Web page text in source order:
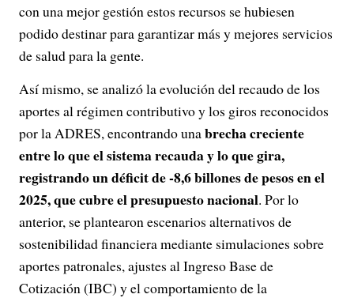
con una mejor gestión estos recursos se hubiesen
podido destinar para garantizar más y mejores servicios
de salud para la gente.
Así mismo, se analizó la evolución del recaudo de los
aportes al régimen contributivo y los giros reconocidos
por la ADRES, encontrando unabrecha creciente
entre lo que el sistema recauda y lo que gira,
registrando un déficit de -8,6 billones de pesos en el
2025, que cubre el presupuesto nacional. Por lo
anterior, se plantearon escenarios alternativos de
sostenibilidad financiera mediante simulaciones sobre
aportes patronales, ajustes al Ingreso Base de
Cotización (IBC) y el comportamiento de la